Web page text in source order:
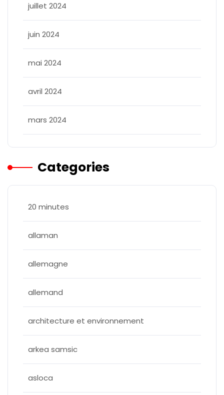
juillet 2024
juin 2024
mai 2024
avril 2024
mars 2024
Categories
20 minutes
allaman
allemagne
allemand
architecture et environnement
arkea samsic
asloca